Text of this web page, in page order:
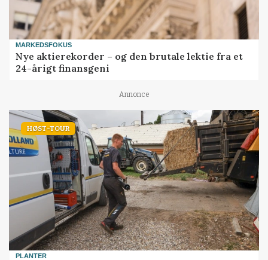
MARKEDSFOKUS
Nye aktierekorder – og den brutale lektie fra et
24-årigt finansgeni
Annonce
HØST-TOUR
PLANTER